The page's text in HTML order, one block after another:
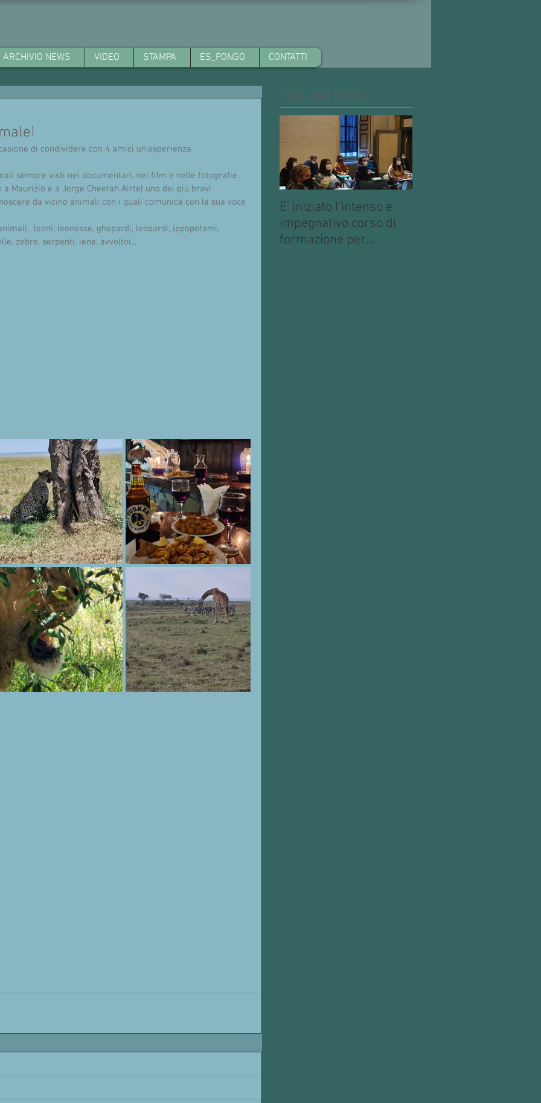
ARCHIVIO NEWS VIDEO STAMPA ES_PONGO CONTATTI
di condividere con 4 amici un'esperienza
sempre visti nei documentari, nei film e nelle fotografie.
Maurizio e a Jorge Cheetah Airtel uno dei più bravi
da vicino animali con i quali comunica con la sua voce
leoni, leonesse, ghepardi, leopardi, ippopotami,
zebre, serpenti, iene, avvoltoi...
Featured Posts
E' iniziato l'intenso e
impegnativo corso di
formazione per